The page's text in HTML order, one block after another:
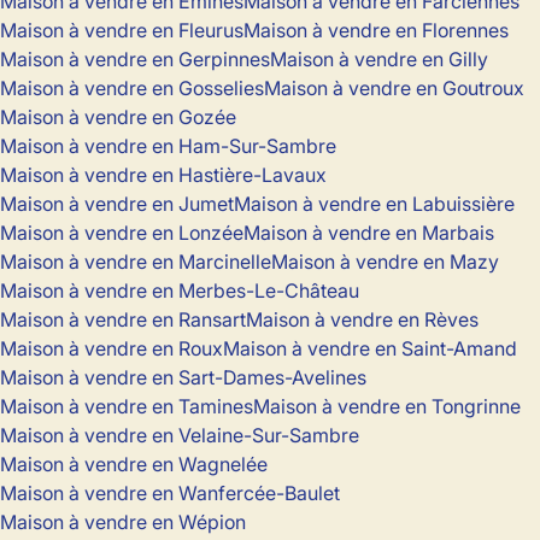
Maison à vendre en FleurusMaison à vendre en Florennes
Maison à vendre en GerpinnesMaison à vendre en Gilly
Maison à vendre en GosseliesMaison à vendre en Goutroux
Maison à vendre en Gozée
Maison à vendre en Ham-Sur-Sambre
Maison à vendre en Hastière-Lavaux
Maison à vendre en JumetMaison à vendre en Labuissière
Maison à vendre en LonzéeMaison à vendre en Marbais
Maison à vendre en MarcinelleMaison à vendre en Mazy
Maison à vendre en Merbes-Le-Château
Maison à vendre en RansartMaison à vendre en Rèves
Maison à vendre en RouxMaison à vendre en Saint-Amand
Maison à vendre en Sart-Dames-Avelines
Maison à vendre en TaminesMaison à vendre en Tongrinne
Maison à vendre en Velaine-Sur-Sambre
Maison à vendre en Wagnelée
Maison à vendre en Wanfercée-Baulet
Maison à vendre en Wépion